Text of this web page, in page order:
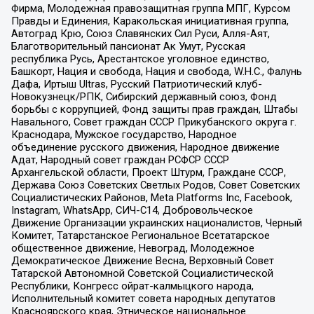
Фирма, Молодежная правозащитная группа МПГ, Курсом
Правды и Единения, Каракольская инициативная группа,
Автоград Крю, Союз Славянских Сил Руси, Алля-Аят,
Благотворительный пансионат Ак Умут, Русская
республика Русь, Арестантское уголовное единство,
Башкорт, Нация и свобода, Нация и свобода, W.H.С., Фалунь
Дафа, Иртыш Ultras, Русский Патриотический клуб-
Новокузнецк/РПК, Сибирский державный союз, Фонд
борьбы с коррупцией, Фонд защиты прав граждан, Штабы
Навального, Совет граждан СССР Прикубанского округа г.
Краснодара, Мужское государство, Народное
объединение русского движения, Народное движение
Адат, Народный совет граждан РСФСР СССР
Архангельской области, Проект Штурм, Граждане СССР,
Держава Союз Советских Светлых Родов, Совет Советских
Социалистических Районов, Meta Platforms Inc, Facebook,
Instagram, WhatsApp, СИЧ-С14, Добровольческое
Движение Организации украинских националистов, Черный
Комитет, Татарстанское Региональное Всетатарское
общественное движение, Невоград, Молодежное
Демократическое Движение Весна, Верховный Совет
Татарской Автономной Советской Социалистической
Республики, Конгресс ойрат-калмыцкого народа,
Исполнительный комитет совета народных депутатов